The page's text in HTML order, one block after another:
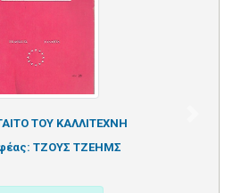
ΤΟΥ ΚΑΛΛΙΤΕΧΝΗ
ΤΖΟΥΣ ΤΖΕΗΜΣ